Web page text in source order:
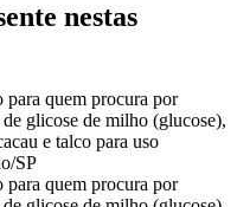
nestas
para quem procura por
glicose de milho (glucose),
e talco para uso
SP
para quem procura por